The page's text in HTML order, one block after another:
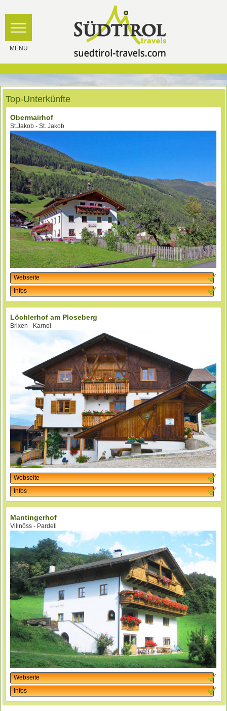
Top-Unterkünfte
Obermairhof
St.Jakob - St. Jakob
Webseite
Infos
Löchlerhof am Ploseberg
Brixen - Karnol
Webseite
Infos
Mantingerhof
Villnöss - Pardell
Webseite
Infos